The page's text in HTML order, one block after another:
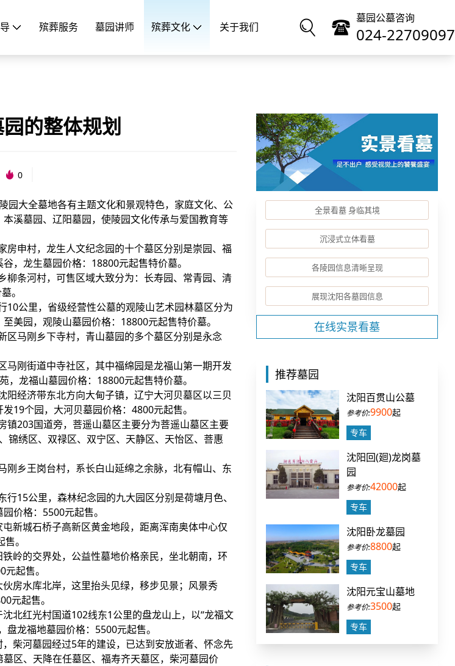
殡葬服务 墓园讲师 殡葬文化 关于我们
墓园公墓咨询
024-22709097
的整体规划
0
园大全墓地各有主题文化和景观特色，家庭文化、公
溪墓园、辽阳墓园，使陵园文化传承与爱国教育等
申村，龙生人文纪念园的十个墓区分别是崇园、福
，龙生墓园价格：18800元起售特价墓。
条河村，可售区域大致分为：长寿园、常青园、清
。
公里，省级经营性公墓的观陵山艺术园林墓区分为
美园，观陵山墓园价格：18800元起售特价墓。
马刚乡下寺村，青山墓园的多个墓区分别是永念
刚街道中寺社区，其中福绵园是龙福山第一期开发
龙福山墓园价格：18800元起售特价墓。
经济带东北方向大甸子镇，辽宁大河贝墓区以三贝
19个园，大河贝墓园价格：4800元起售。
203国道旁，菩遥山墓区主要分为菩遥山墓区主要
锦绣区、双禄区、双宁区、天静区、天怡区、菩惠
乡王岗台村，系长白山延绵之余脉，北有帽山、东
15公里，森林纪念园的九大园区分别是荷塘月色、
价格：5500元起售。
新城石桥子高新区黄金地段，距离浑南奥体中心仅
。
岭的交界处，公益性墓地价格亲民，坐北朝南，环
起售。
房水库北岸，这里抬头见绿，移步见景；风景秀
元起售。
北红光村国道102线东1公里的盘龙山上，以“龙福文
龙福地墓园价格：5500元起售。
柴河墓园经过5年的建设，已达到安放逝者、怀念先
区、天降在任墓区、福寿齐天墓区，柴河墓园价
全景看墓 身临其境
沉浸式立体看墓
各陵园信息清晰呈现
展现沈阳各墓园信息
在线实景看墓
推荐墓园
沈阳百贯山公墓
9900起
专车
沈阳回(廻)龙岗墓
园
42000起
专车
沈阳卧龙墓园
8800起
专车
沈阳元宝山墓地
3500起
专车